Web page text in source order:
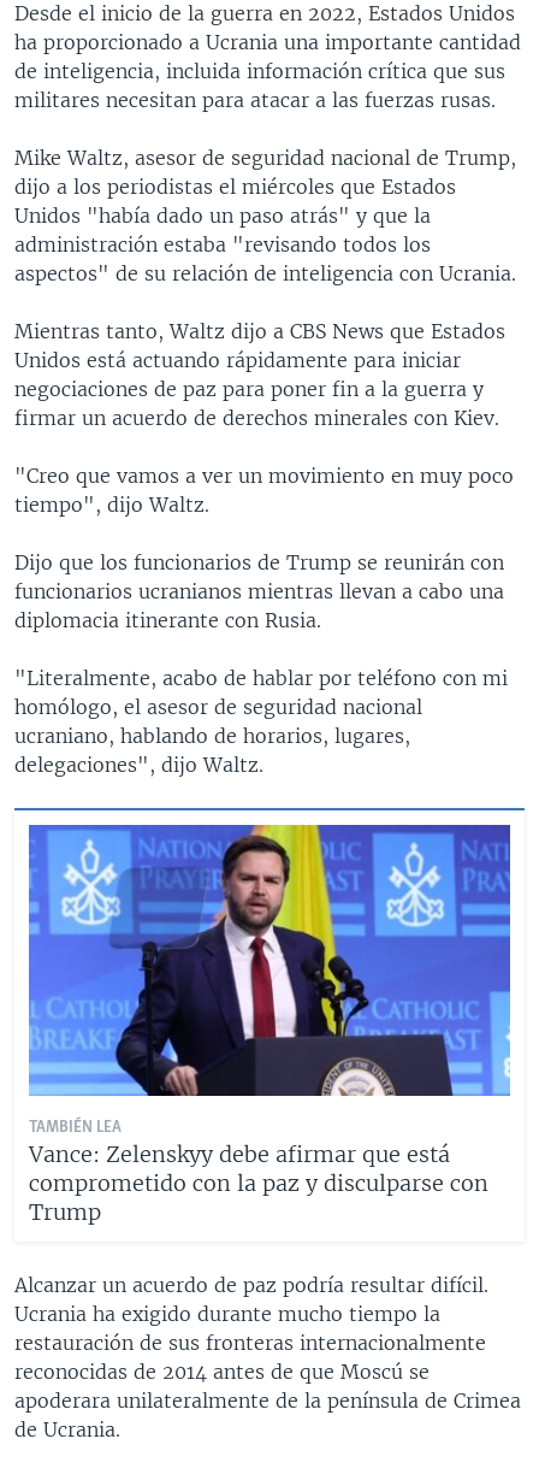
Desde el inicio de la guerra en 2022, Estados Unidos
ha proporcionado a Ucrania una importante cantidad
de inteligencia, incluida información crítica que sus
militares necesitan para atacar a las fuerzas rusas.
Mike Waltz, asesor de seguridad nacional de Trump,
dijo a los periodistas el miércoles que Estados
Unidos "había dado un paso atrás" y que la
administración estaba "revisando todos los
aspectos" de su relación de inteligencia con Ucrania.
Mientras tanto, Waltz dijo a CBS News que Estados
Unidos está actuando rápidamente para iniciar
negociaciones de paz para poner fin a la guerra y
firmar un acuerdo de derechos minerales con Kiev.
"Creo que vamos a ver un movimiento en muy poco
tiempo", dijo Waltz.
Dijo que los funcionarios de Trump se reunirán con
funcionarios ucranianos mientras llevan a cabo una
diplomacia itinerante con Rusia.
"Literalmente, acabo de hablar por teléfono con mi
homólogo, el asesor de seguridad nacional
ucraniano, hablando de horarios, lugares,
delegaciones", dijo Waltz.
TAMBIÉN LEA
Vance: Zelenskyy debe afirmar que está
comprometido con la paz y disculparse con
Trump
Alcanzar un acuerdo de paz podría resultar difícil.
Ucrania ha exigido durante mucho tiempo la
restauración de sus fronteras internacionalmente
reconocidas de 2014 antes de que Moscú se
apoderara unilateralmente de la península de Crimea
de Ucrania.